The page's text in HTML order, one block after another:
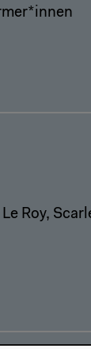
Roy,